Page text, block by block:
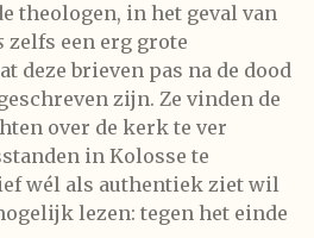
theologen, in het geval van
zelfs een erg grote
deze brieven pas na de dood
zijn. Ze vinden de
over de kerk te ver
in Kolosse te
wél als authentiek ziet wil
lezen: tegen het einde